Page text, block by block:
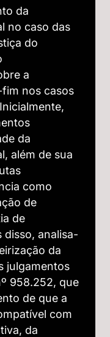
da
no caso das
do
a
nos casos
da
além de sua
como
de
de
disso, analisa-
da
julgamentos
958.252, que
de que a
com
da